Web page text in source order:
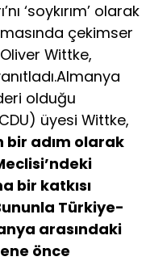
‘soykırım’ olarak
çekimser
Wittke,
olduğu
üyesi Wittke,
bir adım olarak
bir katkısı
Türkiye-
arasındaki
önce